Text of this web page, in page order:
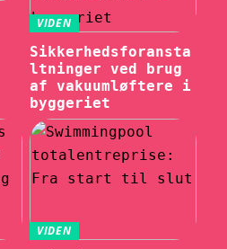
VIDEN
Sikkerhedsforansta
ltninger ved brug
af vakuumløftere i
byggeriet
VIDEN